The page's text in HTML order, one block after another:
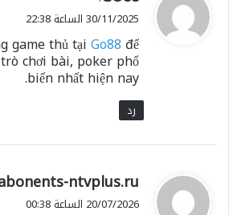
ق
ل
30/11/2025 الساعة 22:38
game thủ tạiGo88 để
chơi bài, poker phổ
biến nhất hiện nay.
رد
ي
ق
ntvplus.ru
20/07/2026 الساعة 00:38